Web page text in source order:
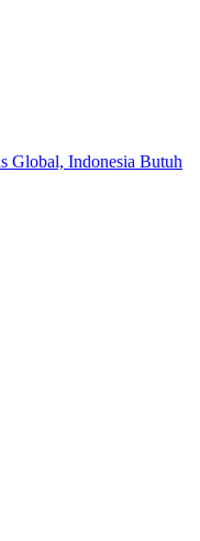
Global, Indonesia Butuh